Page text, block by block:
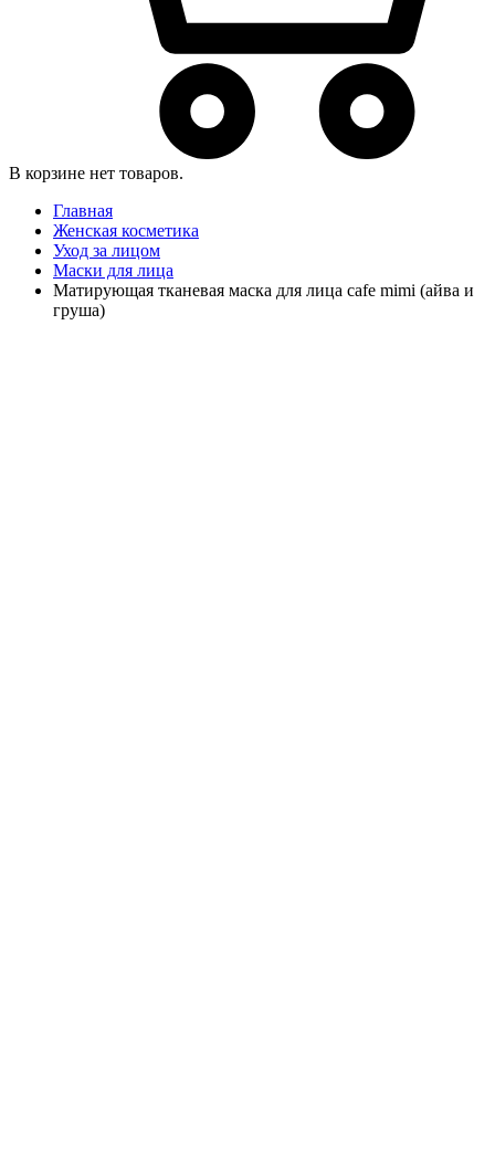
В корзине нет товаров.
Главная
Женская косметика
Уход за лицом
Маски для лица
Матирующая тканевая маска для лица cafe mimi (айва и
груша)